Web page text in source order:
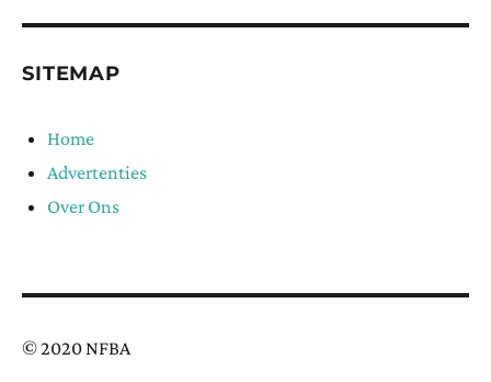
SITEMAP
Home
Advertenties
Over Ons
© 2020 NFBA